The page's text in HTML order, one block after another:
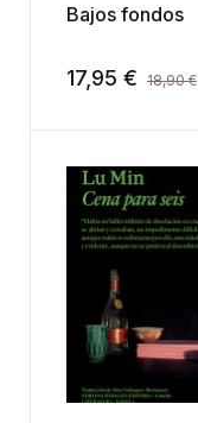
Bajos fondos
17,95 € 18,90€